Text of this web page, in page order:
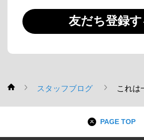
友だち登録す
WWF スタッフブログ これは
PAGE TOP